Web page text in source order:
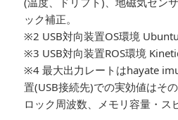
ック補正。
※2 USB対向装置OS環境
※3 USB対向装置ROS環境
※4 最大出力レートはhayate
置(USB接続先)での実効値はそ
ロック周波数、メモリ容量・ス